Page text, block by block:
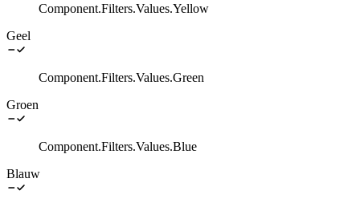
Component.Filters.Values.Yellow
Geel
Component.Filters.Values.Green
Groen
Component.Filters.Values.Blue
Blauw